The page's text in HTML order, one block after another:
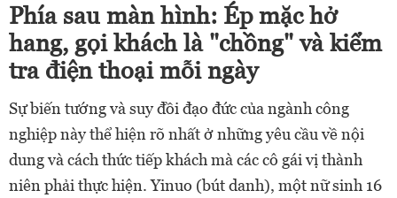
Phía sau màn hình: Ép mặc hở
hang, gọi khách là "chồng" và kiểm
tra điện thoại mỗi ngày
Sự biến tướng và suy đồi đạo đức của ngành công
nghiệp này thể hiện rõ nhất ở những yêu cầu về nội
dung và cách thức tiếp khách mà các cô gái vị thành
niên phải thực hiện. Yinuo (bút danh), một nữ sinh 16